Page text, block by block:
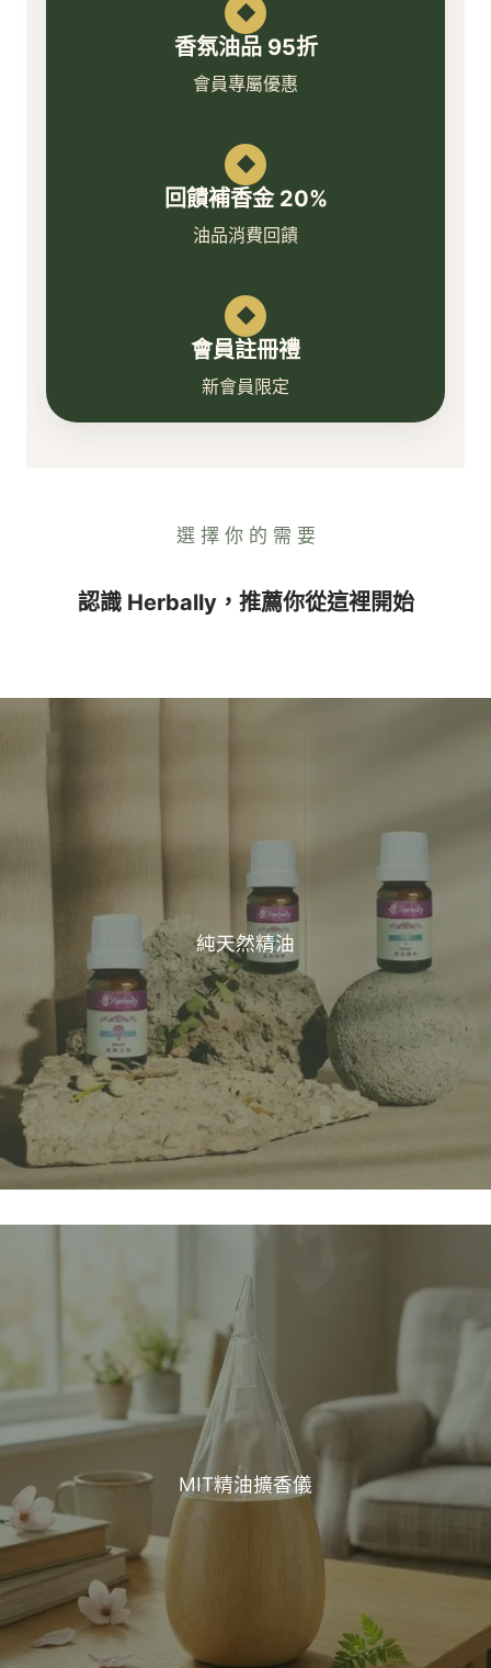
◆
香氛油品 95折
會員專屬優惠
◆
回饋補香金 20%
油品消費回饋
◆
會員註冊禮
新會員限定
選 擇 你 的 需 要
認識 Herbally，推薦你從這裡開始
純天然精油
MIT精油擴香儀